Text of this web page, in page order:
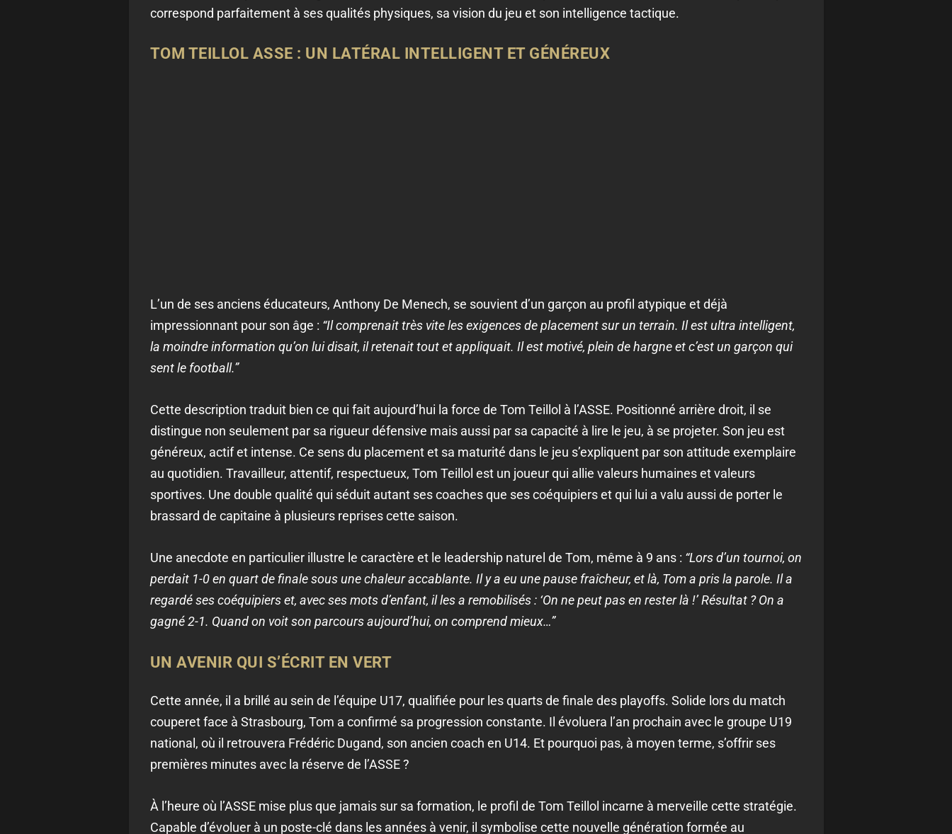
correspond parfaitement à ses qualités physiques, sa vision du jeu et son intelligence tactique.
TOM TEILLOL ASSE : UN LATÉRAL INTELLIGENT ET GÉNÉREUX
L’un de ses anciens éducateurs, Anthony De Menech, se souvient d’un garçon au profil atypique et déjà
impressionnant pour son âge : “Il comprenait très vite les exigences de placement sur un terrain. Il est ultra intelligent,
la moindre information qu’on lui disait, il retenait tout et appliquait. Il est motivé, plein de hargne et c’est un garçon qui
sent le football.”
Cette description traduit bien ce qui fait aujourd’hui la force de Tom Teillol à l’ASSE. Positionné arrière droit, il se
distingue non seulement par sa rigueur défensive mais aussi par sa capacité à lire le jeu, à se projeter. Son jeu est
généreux, actif et intense. Ce sens du placement et sa maturité dans le jeu s’expliquent par son attitude exemplaire
au quotidien. Travailleur, attentif, respectueux, Tom Teillol est un joueur qui allie valeurs humaines et valeurs
sportives. Une double qualité qui séduit autant ses coaches que ses coéquipiers et qui lui a valu aussi de porter le
brassard de capitaine à plusieurs reprises cette saison.
Une anecdote en particulier illustre le caractère et le leadership naturel de Tom, même à 9 ans : “Lors d’un tournoi, on
perdait 1-0 en quart de finale sous une chaleur accablante. Il y a eu une pause fraîcheur, et là, Tom a pris la parole. Il a
regardé ses coéquipiers et, avec ses mots d’enfant, il les a remobilisés : ‘On ne peut pas en rester là !’ Résultat ? On a
gagné 2-1. Quand on voit son parcours aujourd’hui, on comprend mieux…”
UN AVENIR QUI S’ÉCRIT EN VERT
Cette année, il a brillé au sein de l’équipe U17, qualifiée pour les quarts de finale des playoffs. Solide lors du match
couperet face à Strasbourg, Tom a confirmé sa progression constante. Il évoluera l’an prochain avec le groupe U19
national, où il retrouvera Frédéric Dugand, son ancien coach en U14. Et pourquoi pas, à moyen terme, s’offrir ses
premières minutes avec la réserve de l’ASSE ?
À l’heure où l’ASSE mise plus que jamais sur sa formation, le profil de Tom Teillol incarne à merveille cette stratégie.
Capable d’évoluer à un poste-clé dans les années à venir, il symbolise cette nouvelle génération formée au